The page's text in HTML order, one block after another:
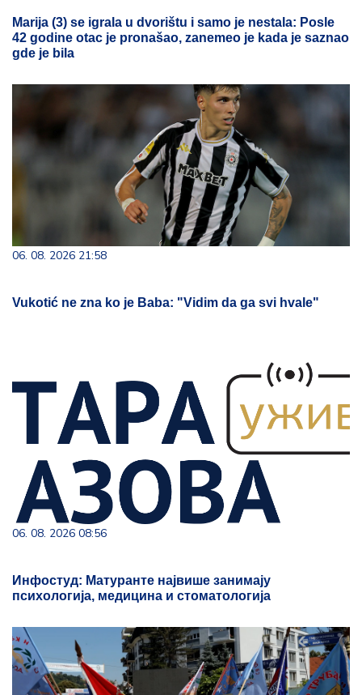
Marija (3) se igrala u dvorištu i samo je nestala: Posle
42 godine otac je pronašao, zanemeo je kada je saznao
gde je bila
06. 08. 2026 21:58
Vukotić ne zna ko je Baba: "Vidim da ga svi hvale"
06. 08. 2026 08:56
Инфостуд: Матуранте највише занимају
психологија, медицина и стоматологија